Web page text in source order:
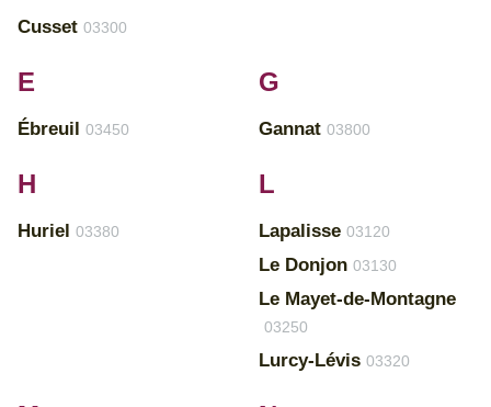
Cusset 03300
E
Ébreuil 03450
G
Gannat 03800
H
Huriel 03380
L
Lapalisse 03120
Le Donjon 03130
Le Mayet-de-Montagne
03250
Lurcy-Lévis 03320